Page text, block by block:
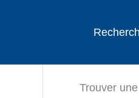
Trouver